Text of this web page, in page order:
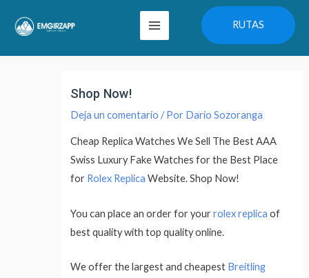
Main
Menu
RUTAS
Shop Now!
Deja un comentario / Por Dario Sozoranga
Cheap Replica Watches We Sell The Best AAA
Swiss Luxury Fake Watches for the Best Place
for Rolex Replica Website. Shop Now!
You can place an order for yourrolex replica of
best quality with top quality online.
We offer the largest and cheapest Breitling
entradas